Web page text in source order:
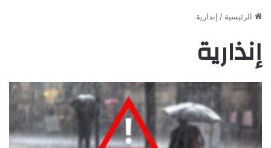
الرئيسية / إنذارية
إنذارية